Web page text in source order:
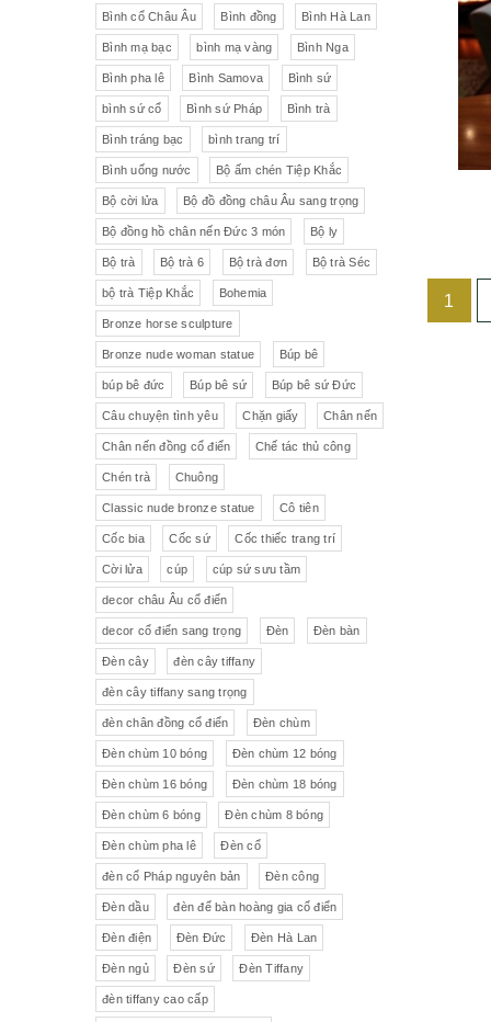
1
Đồ trang trí khác Đèn
Đồ sứ khác Tranh sơn dầu
Đồ sứ nhỏ Đôn bình
Âu sứ có nắp Gạt tàn
Ly pha lê Liễn cổ
Đồ sứ hồng Đồ sứ
Liễn sứ Đồng hồ quả lê
Đồng hồ Đèn chùm
Đèn chùm pha lê Tiệp
Đồng hồ để bàn Đồ nội thất
Pha lê màu đắp hoa nổi
Pha lê Đĩa trang trí
Sứ hồng
Ấm chén sứ Tiệp Bộ trà
Sữa
Tượng đồng Thảm
Độc bình Đồ đồng
Tượng sứ Đồ trang trí nhỏ
Rượu Cognac
Thực phẩm chức năng
Rượu Whisky Rượu vang
Liên Xô
Cộng hòa Séc- chợ đồ cổ Praha
pha lê Tiệp Đồ sứ Tiệp
Sứ Đức Italia, Germany
VebR- Đức Royal Schwabap
H&C - Séc Bohemia
Đức
Bavaria Nutrilon
Fonderie Bords de Seine
Chế tác thủ công Hennessy
Johnie Walker Pháp
L'art Bronze Qualité France
Karlovy Vary
Bình cổ Châu Âu Bình đồng Bình Hà Lan
Bình mạ bạc bình mạ vàng Bình Nga
Bình pha lê Bình Samova Bình sứ
bình sứ cổ Bình sứ Pháp Bình trà
Bình tráng bạc bình trang trí
Bình uống nước Bộ ấm chén Tiệp Khắc
Bộ cời lửa Bộ đồ đồng châu Âu sang trọng
Bộ đồng hồ chân nến Đức 3 món Bộ ly
Bộ trà Bộ trà 6 Bộ trà đơn Bộ trà Séc
bộ trà Tiệp Khắc Bohemia
Bronze horse sculpture
Bronze nude woman statue Búp bê
búp bê đức Búp bê sứ Búp bê sứ Đức
Câu chuyện tình yêu Chặn giấy Chân nến
Chân nến đồng cổ điển Chế tác thủ công
Chén trà Chuông
Classic nude bronze statue Cô tiên
Cốc bia Cốc sứ Cốc thiếc trang trí
Cời lửa cúp cúp sứ sưu tầm
decor châu Âu cổ điển
decor cổ điển sang trọng Đèn Đèn bàn
Đèn cây đèn cây tiffany
đèn cây tiffany sang trọng
đèn chân đồng cổ điển Đèn chùm
Đèn chùm 10 bóng Đèn chùm 12 bóng
Đèn chùm 16 bóng Đèn chùm 18 bóng
Đèn chùm 6 bóng Đèn chùm 8 bóng
Đèn chùm pha lê Đèn cổ
đèn cổ Pháp nguyên bản Đèn công
Đèn dầu đèn để bàn hoàng gia cổ điển
Đèn điện Đèn Đức Đèn Hà Lan
Đèn ngủ Đèn sứ Đèn Tiffany
đèn tiffany cao cấp